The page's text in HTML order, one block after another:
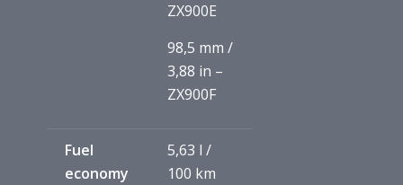
ZX900E
98,5 mm /
3,88 in –
ZX900F
Fuel
economy
5,63 l /
100 km